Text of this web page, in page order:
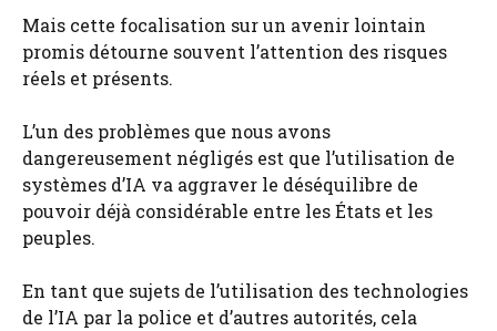
Mais cette focalisation sur un avenir lointain
promis détourne souvent l’attention des risques
réels et présents.
L’un des problèmes que nous avons
dangereusement négligés est que l’utilisation de
systèmes d’IA va aggraver le déséquilibre de
pouvoir déjà considérable entre les États et les
peuples.
En tant que sujets de l’utilisation des technologies
de l’IA par la police et d’autres autorités, cela